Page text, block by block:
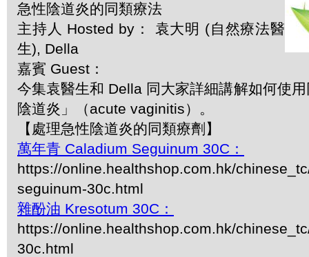
急性陰道炎的同類療法
主持人 Hosted by： 袁大明 (自然療法醫
生), Della
嘉賓 Guest：
今集袁醫生和 Della 同大家詳細講解如何使
陰道炎」（acute vaginitis）。
【處理急性陰道炎的同類療劑】
萬年青 Caladium Seguinum 30C：
https://online.healthshop.com.hk/
seguinum-30c.html
雜酚油 Kresotum 30C：
https://online.healthshop.com.hk/
30c.html